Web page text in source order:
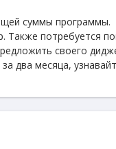
суммы программы.
Также потребуется
своего
два месяца,